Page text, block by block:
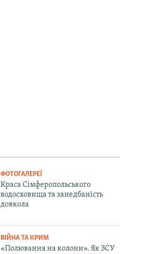
ФОТОГАЛЕРЕЇ
Краса Сімферопольського
водосховища та занедбаність
довкола
ВІЙНА ТА КРИМ
«Полювання на колони». Як ЗСУ